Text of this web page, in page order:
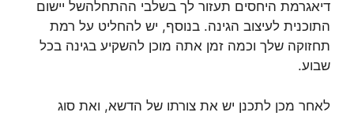
דיאגרמת היחסים תעזור לך בשלבי ההתחלהשל יישום
התוכנית לעיצוב הגינה. בנוסף, יש להחליט על רמת
תחזוקה שלך וכמה זמן אתה מוכן להשקיע בגינה בכל
שבוע.
לאחר מכן לתכנן יש את צורתו של הדשא, ואת סוג